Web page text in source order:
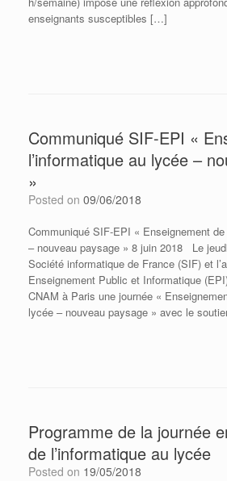
enseignants susceptibles […]
Communiqué SIF-EPI «
l’informatique au lycée –
»
Posted on 09/06/2018
Communiqué SIF-EPI « Enseignement
– nouveau paysage » 8 juin 2018 Le
Société informatique de France (SIF) et
Enseignement Public et Informatique
CNAM à Paris une journée «
lycée – nouveau paysage » avec le
Programme de la journée
de l’informatique au lycée
Posted on 19/05/2018